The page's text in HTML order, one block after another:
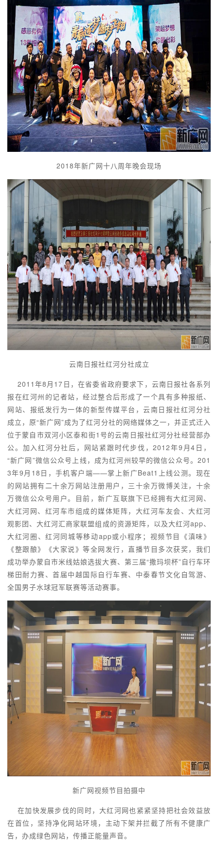
2018年新广网十八周年晚会现场
云南日报社红河分社成立
2011年8月17日，在省委省政府要求下，云南日报社各系列
报在红河州的记者站，经过整合后形成了一个具有多种报纸、
网站、报纸发行为一体的新型传媒平台，云南日报社红河分社
成立，原“新广网”成为了红河分社的网络媒体之一，并正式迁入
位于蒙自市双河小区泰和街1号的云南日报社红河分社经营部办
公。加入红河分社后，网站紧跟时代步伐，2012年9月4日，
“新广网”微信公众号上线，成为红河州较早的微信公众号。201
3年9月18日，手机客户端——掌上新广Beat1上线公测。现在
的网站拥有二十余万网站注册用户，三十余万微博关注，十余
万微信公众号用户。目前，新广互联旗下已经拥有大红河网、
大红河网、红河车市组成的媒体矩阵，大红河车友会、大红河
观影团、大红河汇商家联盟组成的资源矩阵，以及大红河app、
大红河圈、红河同城等移动app或小程序；视频节目《滇味》
《整跟酿》《大家说》等全网发行，直播节目多次获奖，我们
成功举办蒙自市米线姑娘选拔大赛、第三届“撒玛坝杯”自行车环
梯田耐力赛、首届中越国际自行车赛、中泰春节文化自驾游、
全国男子水球冠军联赛等活动赛事。
新广网视频节目拍摄中
在加快发展步伐的同时，大红河网也紧紧坚持把社会效益放
在首位，坚持净化网站环境，主动下架并拦截了所有不健康广
告，办成绿色网站，传播正能量声音。